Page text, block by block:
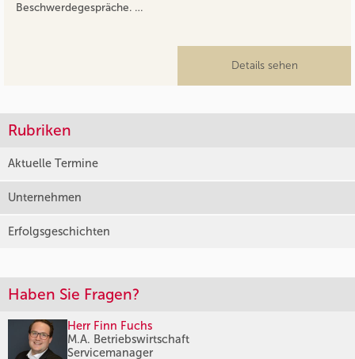
Beschwerdegespräche. …
Details sehen
Rubriken
Aktuelle Termine
Unternehmen
Erfolgsgeschichten
Haben Sie Fragen?
Herr Finn Fuchs
M.A. Betriebswirtschaft
Servicemanager